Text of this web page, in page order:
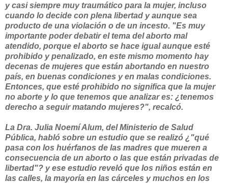
y casi siempre muy traumático para la mujer, incluso
cuando lo decide con plena libertad y aunque sea
producto de una violación o de un incesto. "Es muy
importante poder debatir el tema del aborto mal
atendido, porque el aborto se hace igual aunque esté
prohibido y penalizado, en este mismo momento hay
decenas de mujeres que están abortando en nuestro
país, en buenas condiciones y en malas condiciones.
Entonces, que esté prohibido no significa que la mujer
no aborte y lo que tenemos que analizar es: ¿tenemos
derecho a seguir matando mujeres?", recalcó.
La Dra. Julia Noemí Alum, del Ministerio de Salud
Pública, habló sobre un estudio que se realizó ¿"qué
pasa con los huérfanos de las madres que mueren a
consecuencia de un aborto o las que están privadas de
libertad"? y ese estudio reveló que los niños están en
las calles, la mayoría en las cárceles y muchos en los